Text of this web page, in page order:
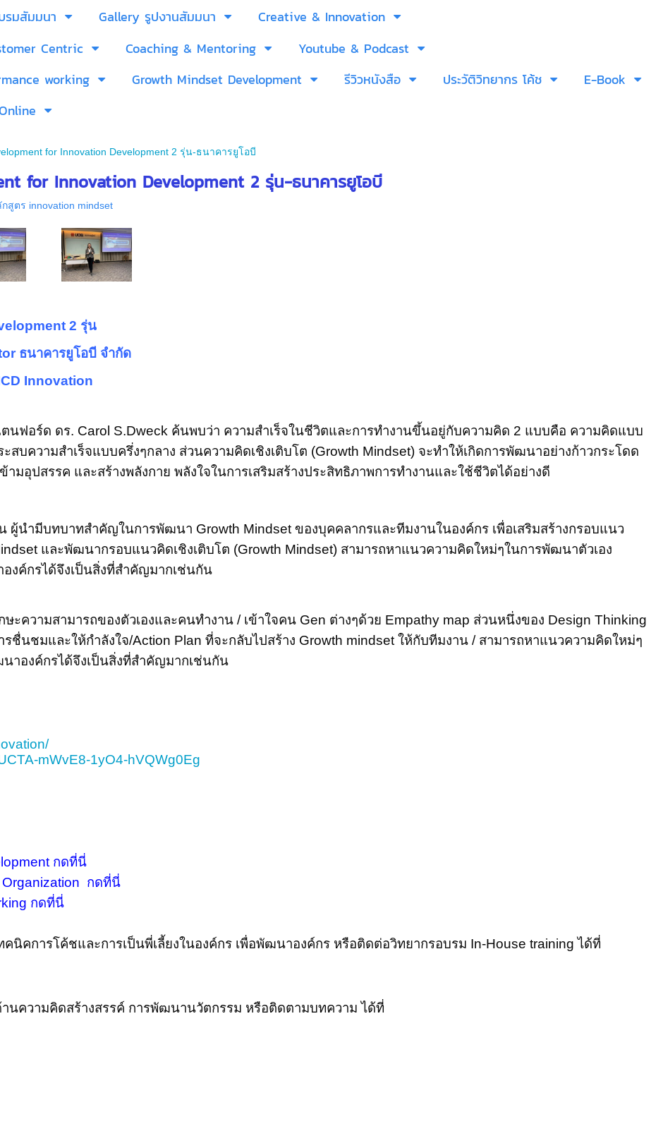
มสัมมนา Gallery รูปงานสัมมนา
Creative & Innovation
Centric
Coaching & Mentoring
Youtube & Podcast
working
Growth Mindset Development รีวิวหนังสือ ประวัติวิทยากร โค้ช
E-Book
for Innovation Development 2 รุ่น-ธนาคารยูโอบี
for Innovation Development 2 รุ่น-ธนาคารยูโอบี
สูตร innovation mindset
2 รุ่น
ธนาคารยูโอบี จำกัด
Innovation
นฟอร์ด ดร. Carol S.Dweck ค้นพบว่า ความสำเร็จในชีวิตและการทำงานขึ้นอยู่กับความคิด 2 แบบคือ ความคิดแบบ
บความสำเร็จแบบครึ่งๆกลาง ส่วนความคิดเชิงเติบโต (Growth Mindset) จะทำให้เกิดการพัฒนาอย่างก้าวกระโดด
ามอุปสรรค และสร้างพลังกาย พลังใจในการเสริมสร้างประสิทธิภาพการทำงานและใช้ชีวิตได้อย่างดี
ผู้นำมีบทบาทสำคัญในการพัฒนา Growth Mindset ของบุคคลากรและทีมงานในองค์กร เพื่อเสริมสร้างกรอบแนว
และพัฒนากรอบแนวคิดเชิงเติบโต (Growth Mindset) สามารถหาแนวความคิดใหม่ๆในการพัฒนาตัวเอง
ค์กรได้จึงเป็นสิ่งที่สำคัญมากเช่นกัน
ะความสามารถของตัวเองและคนทำงาน / เข้าใจคน Gen ต่างๆด้วย Empathy map ส่วนหนึ่งของ Design Thinking
รชื่นชมและให้กำลังใจ/Action Plan ที่จะกลับไปสร้าง Growth mindset ให้กับทีมงาน / สามารถหาแนวความคิดใหม่ๆ
องค์กรได้จึงเป็นสิ่งที่สำคัญมากเช่นกัน
mWvE8-1yO4-hVQWg0Eg
กดที่นี่
Organization กดที่นี่
กดที่นี่
นิคการโค้ชและการเป็นพี่เลี้ยงในองค์กร เพื่อพัฒนาองค์กร หรือติดต่อวิทยากรอบรม In-House training ได้ที่
นความคิดสร้างสรรค์ การพัฒนานวัตกรรม หรือติดตามบทความ ได้ที่